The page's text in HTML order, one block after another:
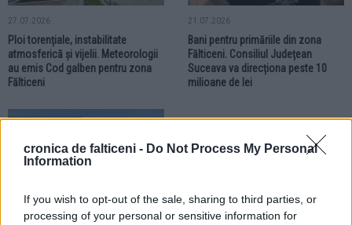
cronica de falticeni - Do Not Process My Personal
Information
If you wish to opt-out of the sale, sharing to third parties, or
processing of your personal or sensitive information for
27.07.2026
Ploi torențiale, instabilitate
atmosferică și vijelii. Meteorologii
au emis Cod galben pentru zona
Fălticeni
21.07.2026
Bani pentru primăriile din zona
Fălticeni. Consiliul Județean
Suceava va direcționa peste 10
milioane de lei